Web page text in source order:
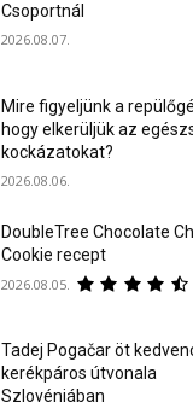
Csoportnál
2026.08.07.
Mire figyeljünk a
hogy elkerüljük az
kockázatokat?
2026.08.06.
DoubleTree Chocolate
Cookie recept
2026.08.05.
Tadej Pogačar öt
kerékpáros útvonala
Szlovéniában